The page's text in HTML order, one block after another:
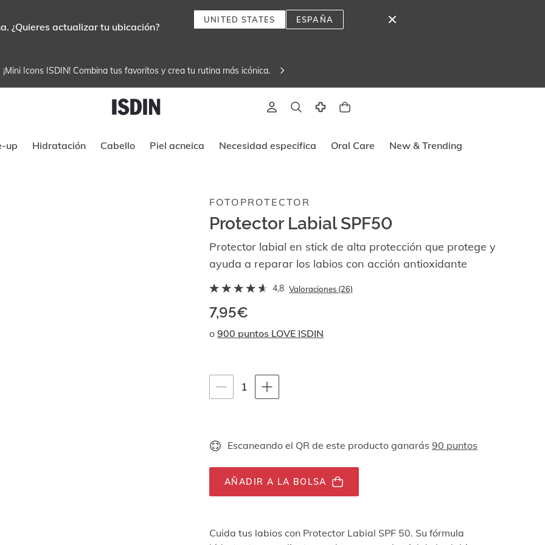
¿Quieres actualizar tu ubicación?
UNITED STATES ESPAÑA
¡Mini Icons ISDIN! Combina tus favoritos y crea tu rutina más icónica.
Instrucciones de navegación por teclado
up Hidratación Cabello Piel acneica Necesidad especifica Oral Care New & Trending
FOTOPROTECTOR
Protector Labial SPF50
Protector labial en stick de alta protección que protege y
ayuda a reparar los labios con acción antioxidante
4,8 Valoraciones (26)
7,95€
o 900 puntos LOVE ISDIN
Instrucciones de navegación por teclado
1
unidades
Escaneando el QR de este producto ganarás 90 puntos
AÑADIR A LA BOLSA
Cuida tus labios con Protector Labial SPF 50. Su fórmula